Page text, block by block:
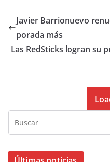
Javier Barrionuevo
porada más
Las RedSticks logran su